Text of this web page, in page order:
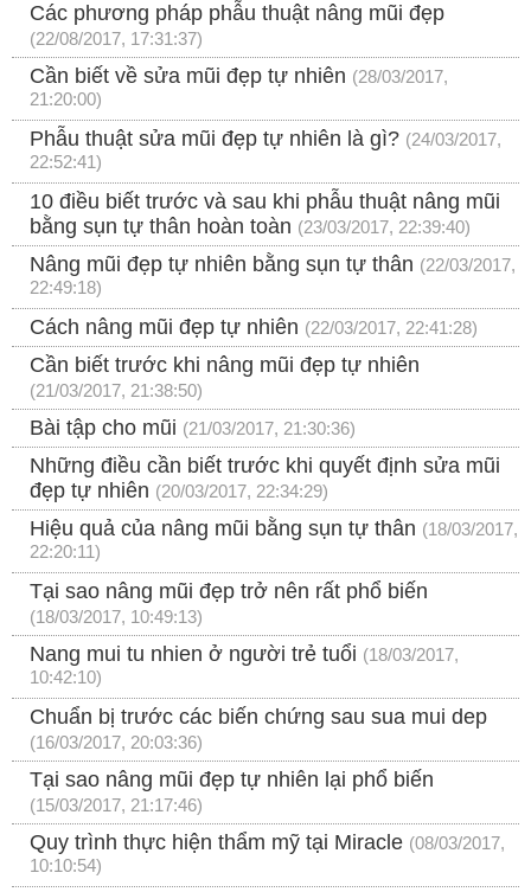
Các phương pháp phẫu thuật nâng mũi đẹp
(22/08/2017, 17:31:37)
Cần biết về sửa mũi đẹp tự nhiên (28/03/2017,
21:20:00)
Phẫu thuật sửa mũi đẹp tự nhiên là gì? (24/03/2017,
22:52:41)
10 điều biết trước và sau khi phẫu thuật nâng mũi
bằng sụn tự thân hoàn toàn (23/03/2017, 22:39:40)
Nâng mũi đẹp tự nhiên bằng sụn tự thân (22/03/2017,
22:49:18)
Cách nâng mũi đẹp tự nhiên (22/03/2017, 22:41:28)
Cần biết trước khi nâng mũi đẹp tự nhiên
(21/03/2017, 21:38:50)
Bài tập cho mũi (21/03/2017, 21:30:36)
Những điều cần biết trước khi quyết định sửa mũi
đẹp tự nhiên (20/03/2017, 22:34:29)
Hiệu quả của nâng mũi bằng sụn tự thân (18/03/2017,
22:20:11)
Tại sao nâng mũi đẹp trở nên rất phổ biến
(18/03/2017, 10:49:13)
Nang mui tu nhien ở người trẻ tuổi (18/03/2017,
10:42:10)
Chuẩn bị trước các biến chứng sau sua mui dep
(16/03/2017, 20:03:36)
Tại sao nâng mũi đẹp tự nhiên lại phổ biến
(15/03/2017, 21:17:46)
Quy trình thực hiện thẩm mỹ tại Miracle (08/03/2017,
10:10:54)